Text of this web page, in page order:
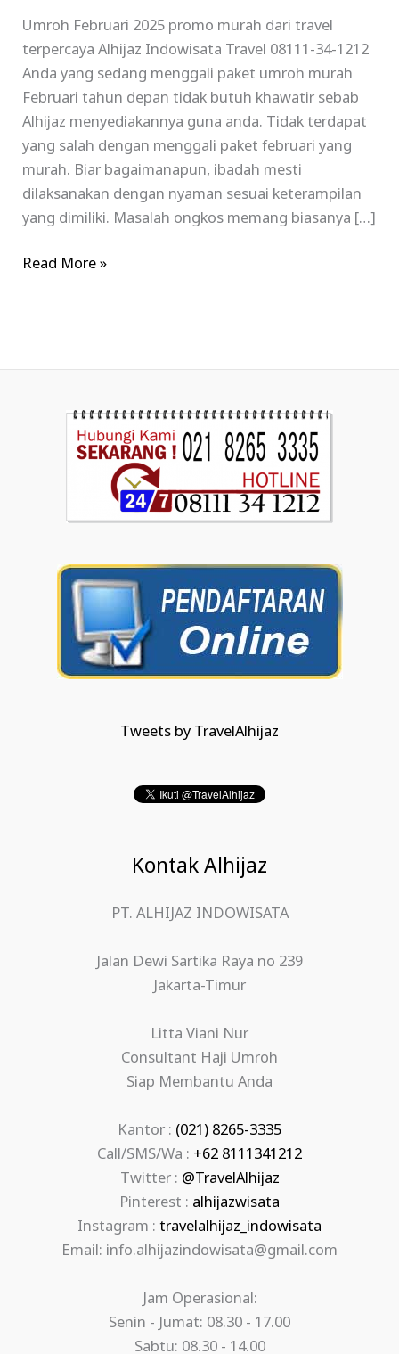
Umroh Februari 2025 promo murah dari travel
terpercaya Alhijaz Indowisata Travel 08111-34-1212
Anda yang sedang menggali paket umroh murah
Februari tahun depan tidak butuh khawatir sebab
Alhijaz menyediakannya guna anda. Tidak terdapat
yang salah dengan menggali paket februari yang
murah. Biar bagaimanapun, ibadah mesti
dilaksanakan dengan nyaman sesuai keterampilan
yang dimiliki. Masalah ongkos memang biasanya […]
Read More »
Tweets by TravelAlhijaz
Kontak Alhijaz
PT. ALHIJAZ INDOWISATA
Jalan Dewi Sartika Raya no 239
Jakarta-Timur
Litta Viani Nur
Consultant Haji Umroh
Siap Membantu Anda
Kantor : (021) 8265-3335
Call/SMS/Wa : +62 8111341212
Twitter : @TravelAlhijaz
Pinterest : alhijazwisata
Instagram : travelalhijaz_indowisata
Email: info.alhijazindowisata@gmail.com
Jam Operasional:
Senin - Jumat: 08.30 - 17.00
Sabtu: 08.30 - 14.00